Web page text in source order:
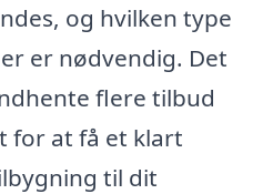
og hvilken type
er nødvendig. Det
flere tilbud
for at få et klart
til dit